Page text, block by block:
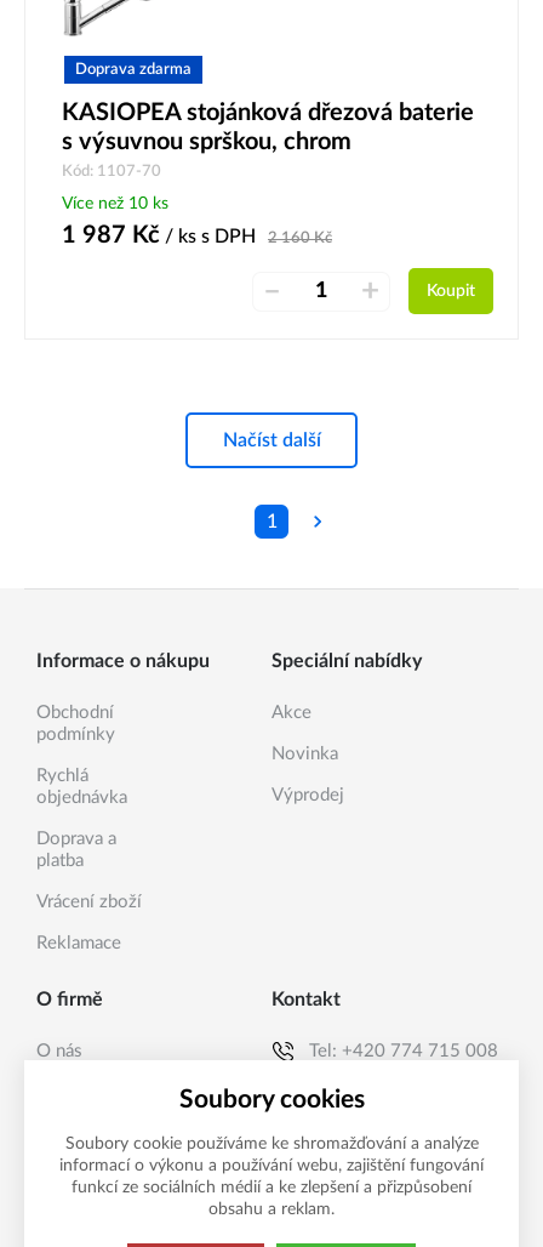
Doprava zdarma
KASIOPEA stojánková dřezová baterie
s výsuvnou sprškou, chrom
Kód: 1107-70
Více než 10 ks
1 987 Kč / ks s DPH 2 160Kč
– + Koupit
Načíst další
1
Informace o nákupu
Obchodní
podmínky
Rychlá
objednávka
Doprava a
platba
Vrácení zboží
Reklamace
Speciální nabídky
Akce
Novinka
Výprodej
O firmě
O nás
Kontakt
Tel: +420 774 715 008
E-mail:
Možnosti platby
Soubory cookies
Soubory cookie používáme ke shromažďování a analýze
informací o výkonu a používání webu, zajištění fungování
funkcí ze sociálních médií a ke zlepšení a přizpůsobení
obsahu a reklam.